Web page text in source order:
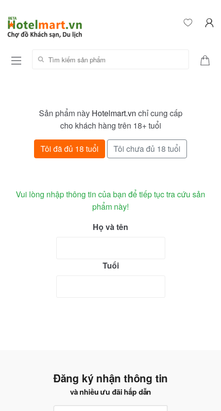
Tìm kiếm sản phẩm:
Sản phẩm này Hotelmart.vn chỉ cung cấp
cho khách hàng trên 18+ tuổi
Tôi đã đủ 18 tuổi Tôi chưa đủ 18 tuổi
Vui lòng nhập thông tin của bạn để tiếp tục tra cứu sản
phẩm này!
Họ và tên
Tuổi
Đăng ký nhận thông tin
và nhiều ưu đãi hấp dẫn